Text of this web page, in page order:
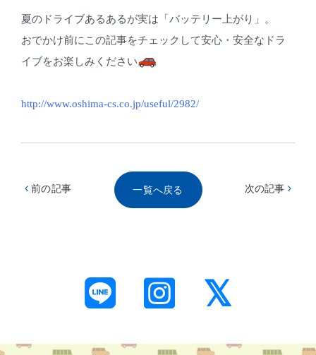
夏のドライブあるあるが実は「バッテリー上がり」。
おでかけ前にこの記事をチェックして安心・安全なドラ
イブをお楽しみください
http://www.oshima-cs.co.jp/useful/2982/
一覧へ戻る
前の記事 次の記事